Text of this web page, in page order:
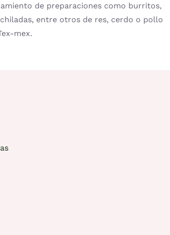
de preparaciones como burritos,
entre otros de res, cerdo o pollo
mex.